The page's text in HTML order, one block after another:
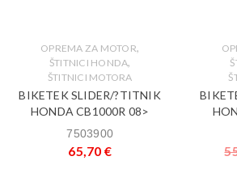
OPREMA ZA MOTOR,
ŠTITNICI HONDA,
ŠTITNICI MOTORA
BIKETEK SLIDER/?TITNIK
HONDA CB1000R 08>
7503900
65,70 €